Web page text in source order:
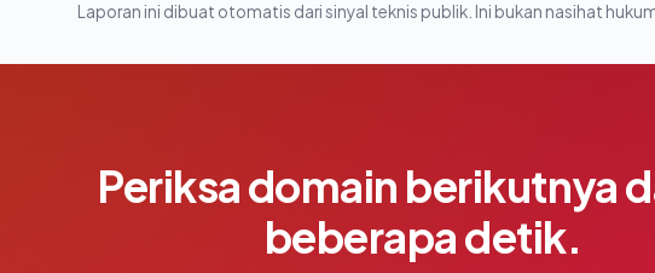
Laporan ini dibuat otomatis dari sinyal teknis publik. Ini bukan nasihat
Periksa domain berikutnya
beberapa detik.